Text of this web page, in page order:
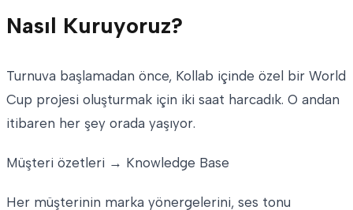
Nasıl Kuruyoruz?
Turnuva başlamadan önce, Kollab içinde özel bir World
Cup projesi oluşturmak için iki saat harcadık. O andan
itibaren her şey orada yaşıyor.
Müşteri özetleri → Knowledge Base
Her müşterinin marka yönergelerini, ses tonu